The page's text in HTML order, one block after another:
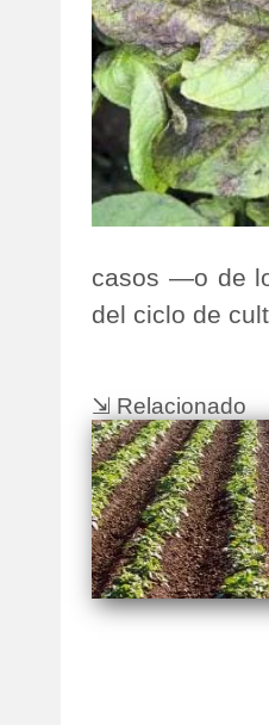
casos ―o de
del ciclo de
⇲ Relacionado